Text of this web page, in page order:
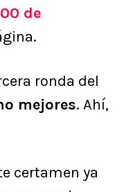
de
ronda del
mejores. Ahí,
certamen ya